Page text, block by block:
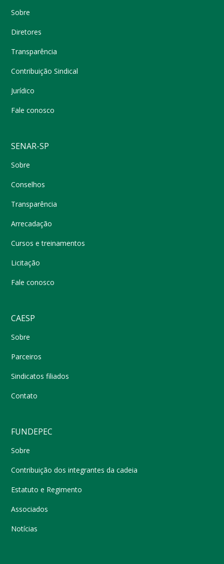
Sobre
Diretores
Transparência
Contribuição Sindical
Jurídico
Fale conosco
SENAR-SP
Sobre
Conselhos
Transparência
Arrecadação
Cursos e treinamentos
Licitação
Fale conosco
CAESP
Sobre
Parceiros
Sindicatos filiados
Contato
FUNDEPEC
Sobre
Contribuição dos integrantes da cadeia
Estatuto e Regimento
Associados
Notícias